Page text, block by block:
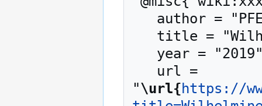
"\url{https://